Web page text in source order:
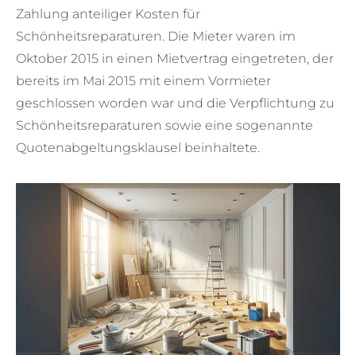
Zahlung anteiliger Kosten für
Schönheitsreparaturen. Die Mieter waren im
Oktober 2015 in einen Mietvertrag eingetreten, der
bereits im Mai 2015 mit einem Vormieter
geschlossen worden war und die Verpflichtung zu
Schönheitsreparaturen sowie eine sogenannte
Quotenabgeltungsklausel beinhaltete.